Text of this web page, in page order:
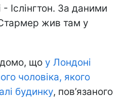
Іслінгтон. За даними
жив там у
що у Лондоні
чоловіка, якого
будинку, пов’язаного